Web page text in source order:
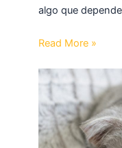
algo que
Read More »